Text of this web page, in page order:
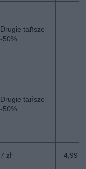
Drugie tańsze
-50%
Drugie tańsze
-50%
7 zł 4,99